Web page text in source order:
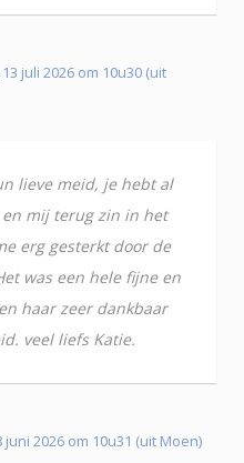
juli 2026 om 10u30 (uit
lieve meid, je hebt al
mij terug zin in het
erg gesterkt door de
was een hele fijne en
haar zeer dankbaar
veel liefs Katie.
2026 om 10u31 (uit Moen)